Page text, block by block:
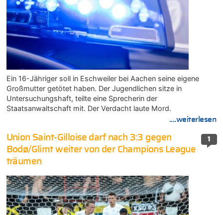
Ein 16-Jähriger soll in Eschweiler bei Aachen seine eigene
Großmutter getötet haben. Der Jugendlichen sitze in
Untersuchungshaft, teilte eine Sprecherin der
Staatsanwaltschaft mit. Der Verdacht laute Mord.
....weiterlesen
1
Union Saint-Gilloise darf nach 3:3 gegen
Bodø/Glimt weiter von der Champions League
träumen